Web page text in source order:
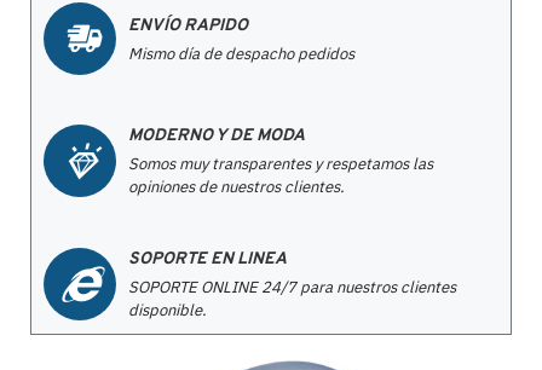
ENVÍO RAPIDO
Mismo día de despacho pedidos
MODERNO Y DE MODA
Somos muy transparentes y respetamos las
opiniones de nuestros clientes.
SOPORTE EN LINEA
SOPORTE ONLINE 24/7 para nuestros clientes
disponible.